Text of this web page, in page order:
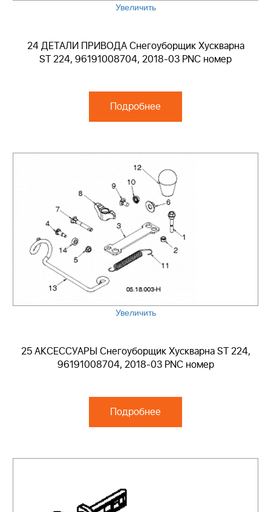
Увеличить
24 ДЕТАЛИ ПРИВОДА Снегоуборщик Хускварна
ST 224, 96191008704, 2018-03 PNC номер
Подробнее
Увеличить
25 АКСЕССУАРЫ Снегоуборщик Хускварна ST 224,
96191008704, 2018-03 PNC номер
Подробнее